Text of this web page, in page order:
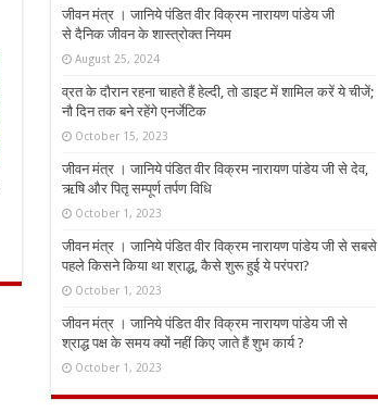
जीवन मंत्र । जानिये पंडित वीर विक्रम नारायण पांडेय जी
से दैनिक जीवन के शास्त्रोक्त नियम
August 25, 2024
व्रत के दौरान रहना चाहते हैं हेल्दी, तो डाइट में शामिल करें ये चीजें;
नौ दिन तक बने रहेंगे एनर्जेटिक
October 15, 2023
जीवन मंत्र । जानिये पंडित वीर विक्रम नारायण पांडेय जी से देव,
ऋषि और पितृ सम्पूर्ण तर्पण विधि
October 1, 2023
जीवन मंत्र । जानिये पंडित वीर विक्रम नारायण पांडेय जी से सबसे
पहले किसने किया था श्राद्ध, कैसे शुरू हुई ये परंपरा?
October 1, 2023
जीवन मंत्र । जानिये पंडित वीर विक्रम नारायण पांडेय जी से
श्राद्ध पक्ष के समय क्यों नहीं किए जाते हैं शुभ कार्य ?
October 1, 2023